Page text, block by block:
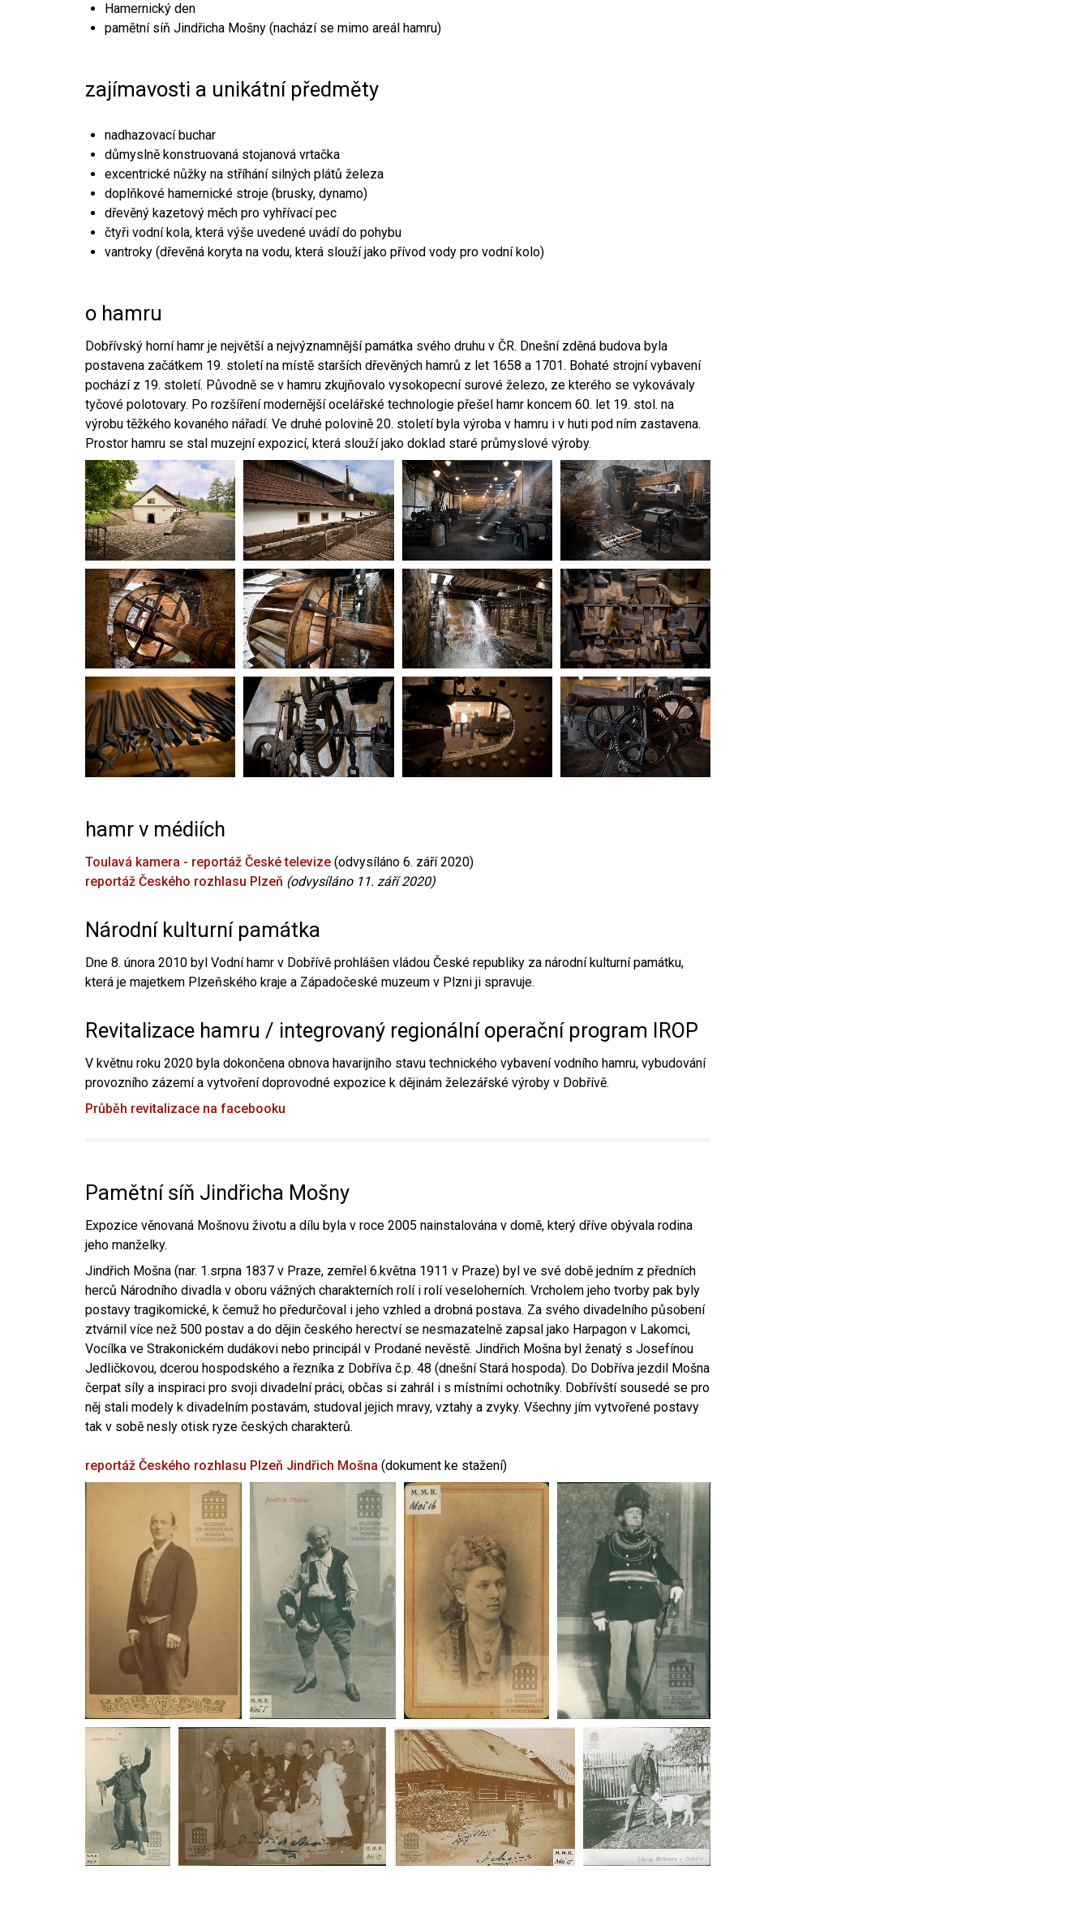
Hamernický den
pamětní síň Jindřicha Mošny (nachází se mimo areál hamru)
zajímavosti a unikátní předměty
nadhazovací buchar
důmyslně konstruovaná stojanová vrtačka
excentrické nůžky na stříhání silných plátů železa
doplňkové hamernické stroje (brusky, dynamo)
dřevěný kazetový měch pro vyhřívací pec
čtyři vodní kola, která výše uvedené uvádí do pohybu
vantroky (dřevěná koryta na vodu, která slouží jako přívod vody pro vodní kolo)
o hamru
Dobřívský horní hamr je největší a nejvýznamnější památka svého druhu v ČR. Dnešní zděná budova byla
postavena začátkem 19. století na místě starších dřevěných hamrů z let 1658 a 1701. Bohaté strojní vybavení
pochází z 19. století. Původně se v hamru zkujňovalo vysokopecní surové železo, ze kterého se vykovávaly
tyčové polotovary. Po rozšíření modernější ocelářské technologie přešel hamr koncem 60. let 19. stol. na
výrobu těžkého kovaného nářadí. Ve druhé polovině 20. století byla výroba v hamru i v huti pod ním zastavena.
Prostor hamru se stal muzejní expozicí, která slouží jako doklad staré průmyslové výroby.
hamr v médiích
Toulavá kamera - reportáž České televize (odvysíláno 6. září 2020)
reportáž Českého rozhlasu Plzeň (odvysíláno 11. září 2020)
Národní kulturní památka
Dne 8. února 2010 byl Vodní hamr v Dobřívě prohlášen vládou České republiky za národní kulturní památku,
která je majetkem Plzeňského kraje a Západočeské muzeum v Plzni ji spravuje.
Revitalizace hamru / integrovaný regionální operační program IROP
V květnu roku 2020 byla dokončena obnova havarijního stavu technického vybavení vodního hamru, vybudování
provozního zázemí a vytvoření doprovodné expozice k dějinám železářské výroby v Dobřívě.
Průběh revitalizace na facebooku
Pamětní síň Jindřicha Mošny
Expozice věnovaná Mošnovu životu a dílu byla v roce 2005 nainstalována v domě, který dříve obývala rodina
jeho manželky.
Jindřich Mošna (nar. 1.srpna 1837 v Praze, zemřel 6.května 1911 v Praze) byl ve své době jedním z předních
herců Národního divadla v oboru vážných charakterních rolí i rolí veseloherních. Vrcholem jeho tvorby pak byly
postavy tragikomické, k čemuž ho předurčoval i jeho vzhled a drobná postava. Za svého divadelního působení
ztvárnil více než 500 postav a do dějin českého herectví se nesmazatelně zapsal jako Harpagon v Lakomci,
Vocílka ve Strakonickém dudákovi nebo principál v Prodané nevěstě. Jindřich Mošna byl ženatý s Josefínou
Jedličkovou, dcerou hospodského a řezníka z Dobříva č.p. 48 (dnešní Stará hospoda). Do Dobříva jezdil Mošna
čerpat síly a inspiraci pro svoji divadelní práci, občas si zahrál i s místními ochotníky. Dobřívští sousedé se pro
něj stali modely k divadelním postavám, studoval jejich mravy, vztahy a zvyky. Všechny jím vytvořené postavy
tak v sobě nesly otisk ryze českých charakterů.
reportáž Českého rozhlasu Plzeň Jindřich Mošna (dokument ke stažení)